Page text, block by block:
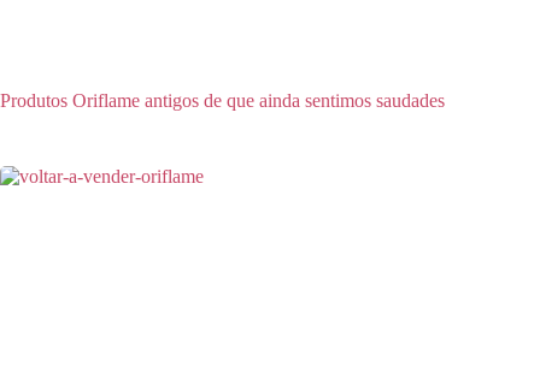
Produtos Oriflame antigos de que ainda sentimos saudades